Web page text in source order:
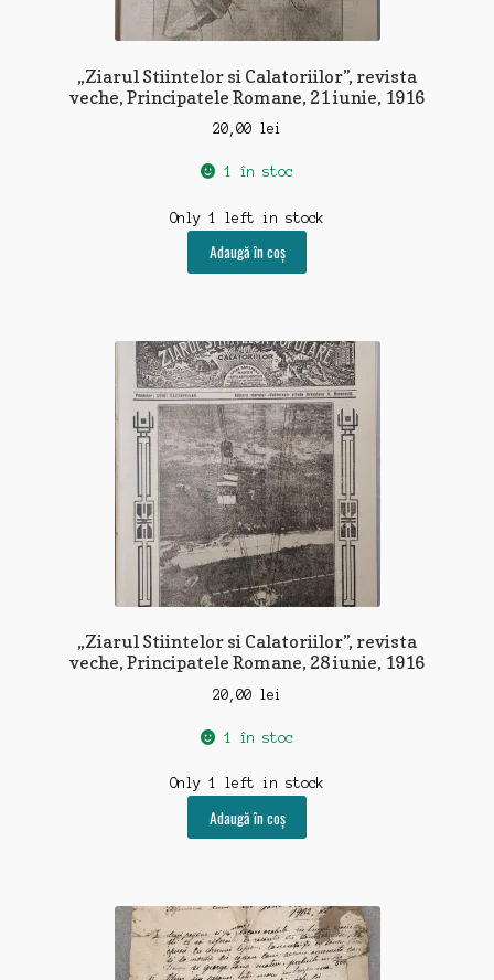
„Ziarul Stiintelor si Calatoriilor”, revista
veche, Principatele Romane, 21 iunie, 1916
20,00 lei
1 în stoc
Only 1 left in stock
Adaugă în coș
„Ziarul Stiintelor si Calatoriilor”, revista
veche, Principatele Romane, 28 iunie, 1916
20,00 lei
1 în stoc
Only 1 left in stock
Adaugă în coș